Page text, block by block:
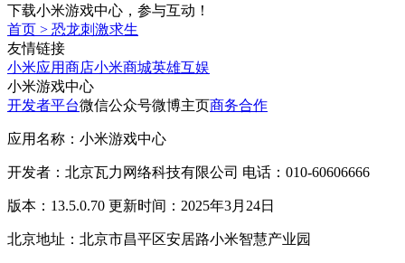
下载小米游戏中心，参与互动！
首页 > 恐龙刺激求生
友情链接
小米应用商店小米商城英雄互娱
小米游戏中心
开发者平台微信公众号微博主页商务合作
应用名称：小米游戏中心
开发者：北京瓦力网络科技有限公司 电话：010-60606666
版本：13.5.0.70 更新时间：2025年3月24日
北京地址：北京市昌平区安居路小米智慧产业园